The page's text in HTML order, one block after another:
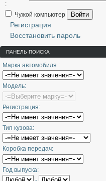
:
Чужой компьютер
Войти
Регистрация
Восстановить пароль
ПАНЕЛЬ ПОИСКА
Марка автомобиля :
Модель:
Регистрация:
Тип кузова:
Коробка передач:
Год выпуска: